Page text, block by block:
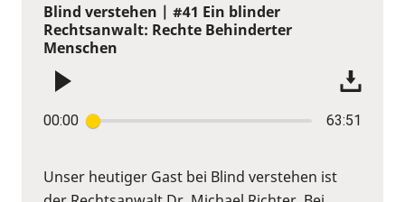
Blind verstehen | #41 Ein blinder
Rechtsanwalt: Rechte Behinderter
Menschen
00:00 63:51
Unser heutiger Gast bei Blind verstehen ist